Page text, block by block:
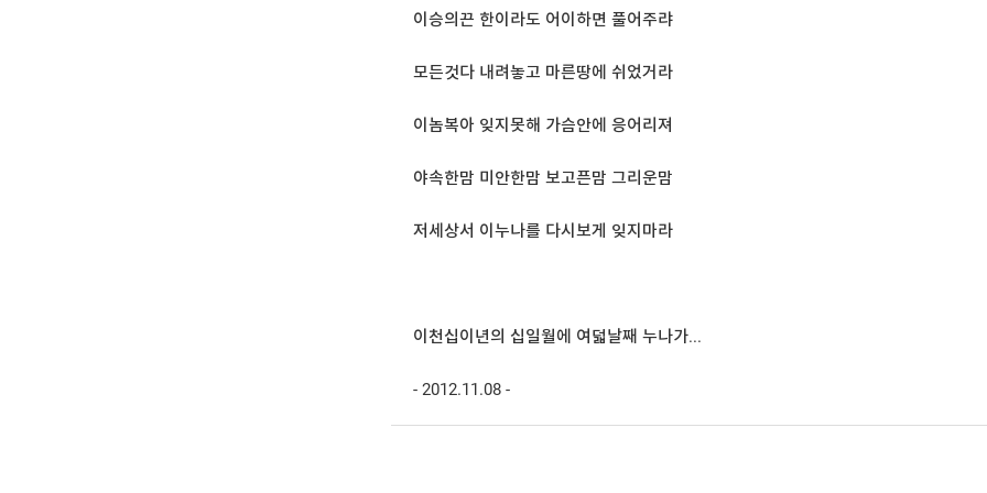
이승의끈 한이라도 어이하면 풀어주랴
모든것다 내려놓고 마른땅에 쉬었거라
이놈복아 잊지못해 가슴안에 응어리져
야속한맘 미안한맘 보고픈맘 그리운맘
저세상서 이누나를 다시보게 잊지마라
이천십이년의 십일월에 여덟날째 누나가...
- 2012.11.08 -